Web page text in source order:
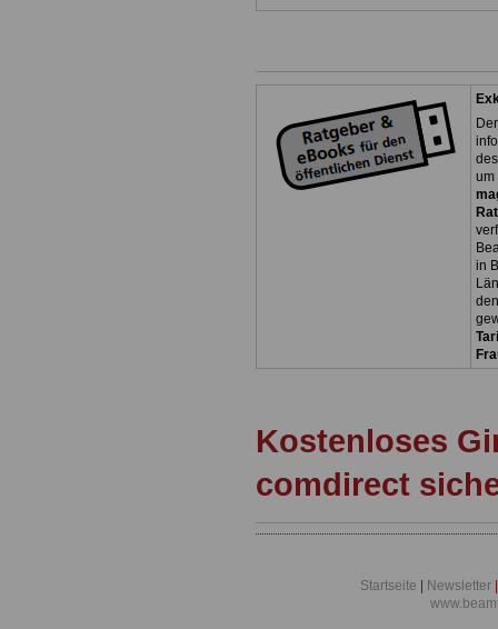
um
in
Kostenloses
comdirect
Startseite Newsletter